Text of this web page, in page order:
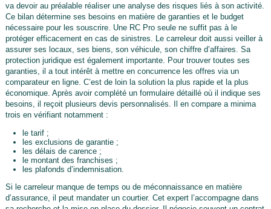
va devoir au préalable réaliser une analyse des risques liés à son activité.
Ce bilan détermine ses besoins en matière de garanties et le budget
nécessaire pour les souscrire. Une RC Pro seule ne suffit pas à le
protéger efficacement en cas de sinistres. Le carreleur doit aussi veiller à
assurer ses locaux, ses biens, son véhicule, son chiffre d’affaires. Sa
protection juridique est également importante. Pour trouver toutes ses
garanties, il a tout intérêt à mettre en concurrence les offres via un
comparateur en ligne. C’est de loin la solution la plus rapide et la plus
économique. Après avoir complété un formulaire détaillé où il indique ses
besoins, il reçoit plusieurs devis personnalisés. Il en compare a minima
trois en vérifiant notamment :
le tarif ;
les exclusions de garantie ;
les délais de carence ;
le montant des franchises ;
les plafonds d’indemnisation.
Si le carreleur manque de temps ou de méconnaissance en matière
d’assurance, il peut mandater un courtier. Cet expert l’accompagne dans